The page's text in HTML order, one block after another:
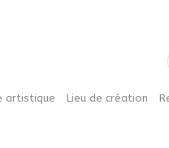
artistique Lieu de création